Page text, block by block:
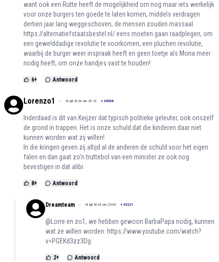
want ook een Rutte heeft de mogelijkheid om nog maar iets werkelijk
voor onze burgers ten goede te laten komen, middels verdragen
dertien jaar lang weggeschoven, de mensen zouden massaal
https://alternatiefstaatsbestel.nl/eens moeten gaan raadplegen, om
een gewelddadige revolutie te voorkomen, een pluchen revolutie,
waarbij de burger weer inspraak heeft en geen toetje als Mona meer
nodig heeft, om onze handjes vast te houden!
6+ Antwoord
Lorenzo1 18 juli 2024 om 20:10 + 34506
Inderdaad is dit van Keijzer dat typisch politieke geleuter, ook onszelf
de grond in trappen. Het is onze schuld dat die kinderen daar niet
kunnen worden wat zij willen!
In die kringen geven zij altijd al de anderen de schuld voor het eigen
falen en dan gaat zo'n truttebol van een minister ze ook nog
bevestigen in dat alibi.
8+ Antwoord
Dreamteam 18 juli 2024 om 23:00 + 93221
@Lorre en zo1, we hebben gewoon BarbaPapa nodig, kunnen
wat ze willen worden: https://www.youtube.com/watch?
v=PGEKd3zz3Dg
2+ Antwoord